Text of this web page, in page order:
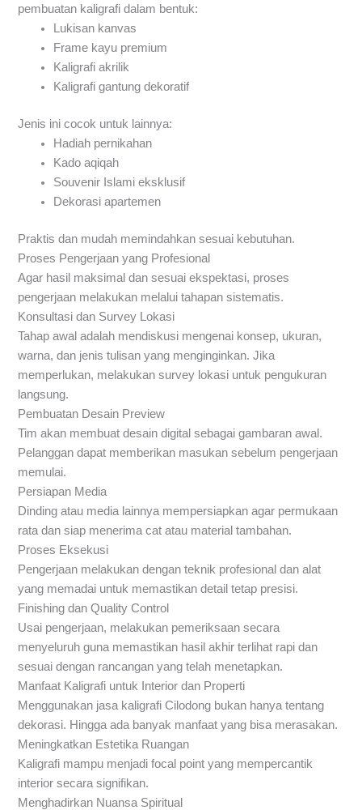
pembuatan kaligrafi dalam bentuk:
Lukisan kanvas
Frame kayu premium
Kaligrafi akrilik
Kaligrafi gantung dekoratif
Jenis ini cocok untuk lainnya:
Hadiah pernikahan
Kado aqiqah
Souvenir Islami eksklusif
Dekorasi apartemen
Praktis dan mudah memindahkan sesuai kebutuhan.
Proses Pengerjaan yang Profesional
Agar hasil maksimal dan sesuai ekspektasi, proses
pengerjaan melakukan melalui tahapan sistematis.
Konsultasi dan Survey Lokasi
Tahap awal adalah mendiskusi mengenai konsep, ukuran,
warna, dan jenis tulisan yang menginginkan. Jika
memperlukan, melakukan survey lokasi untuk pengukuran
langsung.
Pembuatan Desain Preview
Tim akan membuat desain digital sebagai gambaran awal.
Pelanggan dapat memberikan masukan sebelum pengerjaan
memulai.
Persiapan Media
Dinding atau media lainnya mempersiapkan agar permukaan
rata dan siap menerima cat atau material tambahan.
Proses Eksekusi
Pengerjaan melakukan dengan teknik profesional dan alat
yang memadai untuk memastikan detail tetap presisi.
Finishing dan Quality Control
Usai pengerjaan, melakukan pemeriksaan secara
menyeluruh guna memastikan hasil akhir terlihat rapi dan
sesuai dengan rancangan yang telah menetapkan.
Manfaat Kaligrafi untuk Interior dan Properti
Menggunakan jasa kaligrafi Cilodong bukan hanya tentang
dekorasi. Hingga ada banyak manfaat yang bisa merasakan.
Meningkatkan Estetika Ruangan
Kaligrafi mampu menjadi focal point yang mempercantik
interior secara signifikan.
Menghadirkan Nuansa Spiritual